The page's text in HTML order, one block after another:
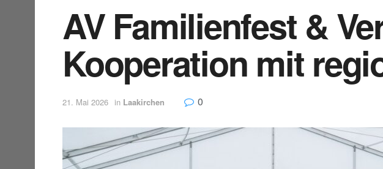
AV Familienfest &
Kooperation mit
21. Mai 2026 in Laakirchen 0